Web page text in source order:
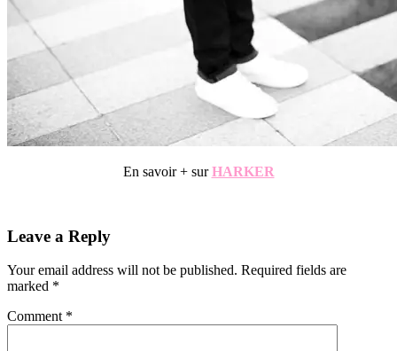
En savoir + surHARKER
Reader
Leave a Reply
Your email address will not be published. Required fields are
marked *
Comment *